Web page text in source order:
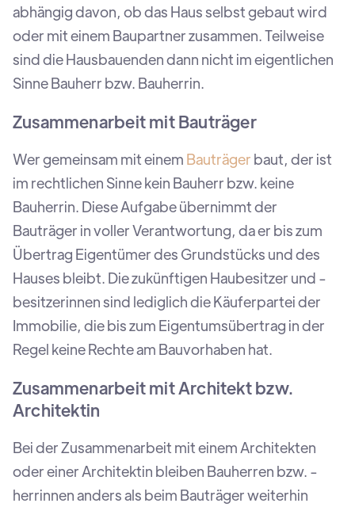
abhängig davon, ob das Haus selbst gebaut wird
oder mit einem Baupartner zusammen. Teilweise
sind die Hausbauenden dann nicht im eigentlichen
Sinne Bauherr bzw. Bauherrin.
Zusammenarbeit mit Bauträger
Wer gemeinsam mit einem Bauträger baut, der ist
im rechtlichen Sinne kein Bauherr bzw. keine
Bauherrin. Diese Aufgabe übernimmt der
Bauträger in voller Verantwortung, da er bis zum
Übertrag Eigentümer des Grundstücks und des
Hauses bleibt. Die zukünftigen Haubesitzer und -
besitzerinnen sind lediglich die Käuferpartei der
Immobilie, diebis zum Eigentumsübertrag in der
Regel keine Rechte am Bauvorhaben hat.
Zusammenarbeit mit Architekt bzw.
Architektin
Bei der Zusammenarbeit mit einem Architekten
oder einer Architektin bleiben Bauherren bzw. -
herrinnen anders als beim Bauträger weiterhin